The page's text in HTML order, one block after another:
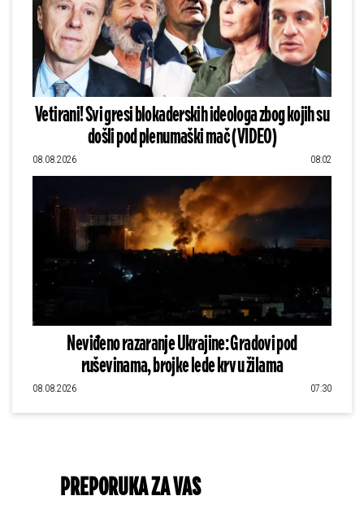
Vetirani! Svi gresi blokaderskih ideologa zbog kojih su
došli pod plenumaški mač (VIDEO)
08.08.2026 08:02
Neviđeno razaranje Ukrajine: Gradovi pod
ruševinama, brojke lede krv u žilama
08.08.2026 07:30
PREPORUKA ZA VAS